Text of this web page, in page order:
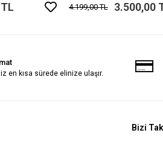
4.199,00 TL 3.500,00
en kısa sürede elinize ulaşır.
Bizi